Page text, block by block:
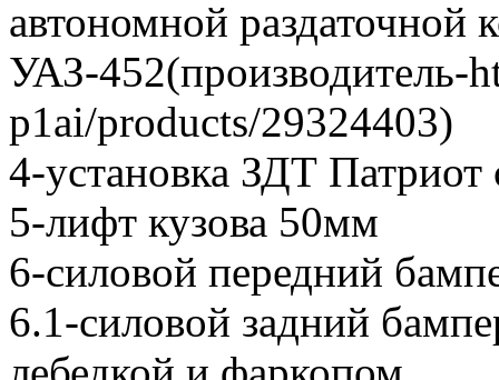
автономной раздаточной
УАЗ-452(производитель-
p1ai/products/29324403)
4-установка ЗДТ Патриот
5-лифт кузова 50мм
6-силовой передний
6.1-силовой задний